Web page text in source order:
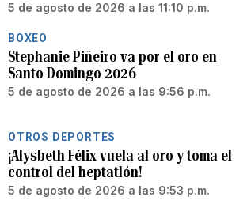
5 de agosto de 2026 a las 11:10 p.m.
BOXEO
Stephanie Piñeiro va por el oro en
Santo Domingo 2026
5 de agosto de 2026 a las 9:56 p.m.
OTROS DEPORTES
¡Alysbeth Félix vuela al oro y toma el
control del heptatlón!
5 de agosto de 2026 a las 9:53 p.m.